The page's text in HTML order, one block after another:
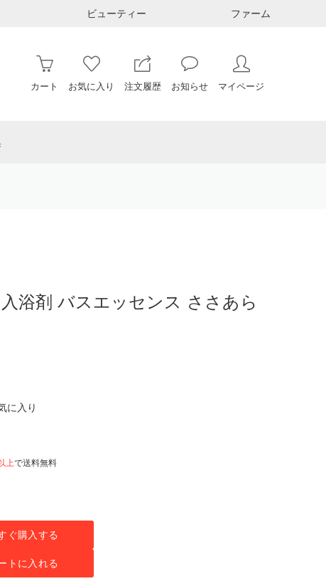
ビューティー ファーム
カート お気に入り 注文履歴 お知らせ マイページ
浴剤 バスエッセンス ささあら
に入り
上で送料無料
ぐ購入する
トに入れる